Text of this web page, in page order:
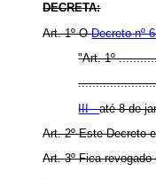
DECRETA:
Art. 1º ODecreto nº
"Art. 1º
III -até 8 de
Art. 2º Este Decreto
Art. 3º Fica